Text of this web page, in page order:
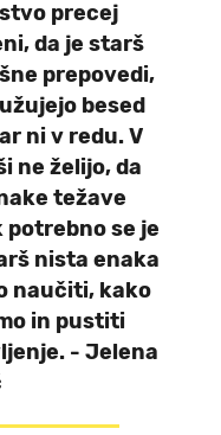
precej
da je starš
prepovedi,
besed
ni v redu. V
ne želijo, da
težave
potrebno se je
nista enaka
naučiti, kako
in pustiti
- Jelena